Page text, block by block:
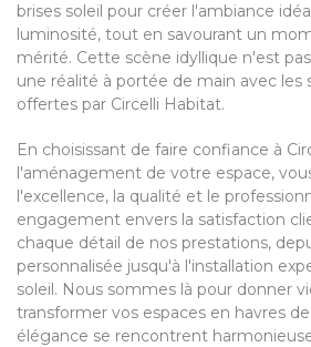
brises soleil pour créer l'ambiance
luminosité, tout en savourant un
mérité. Cette scène idyllique n'est
une réalité à portée de main avec les
offertes par Circelli Habitat.
En choisissant de faire confiance à
l'aménagement de votre espace,
l'excellence, la qualité et le
engagement envers la satisfaction
chaque détail de nos prestations,
personnalisée jusqu'à l'installation
soleil. Nous sommes là pour donner
transformer vos espaces en havres
élégance se rencontrent